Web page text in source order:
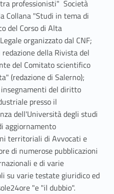
professionisti" Società
Collana "Studi in tema di
del Corso di Alta
organizzato dal CNF;
della Rivista del
del Comitato scientifico
(redazione di Salerno);
del diritto
presso il
dell'Università degli studi
aggiornamento
territoriali di Avvocati e
di numerose pubblicazioni
e di varie
su varie testate giuridico ed
"e "il dubbio".